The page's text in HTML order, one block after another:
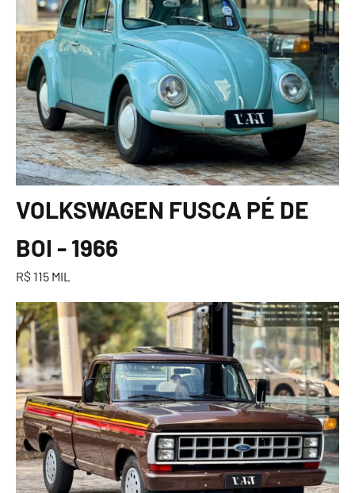
VOLKSWAGEN FUSCA PÉ DE
BOI - 1966
R$ 115 MIL